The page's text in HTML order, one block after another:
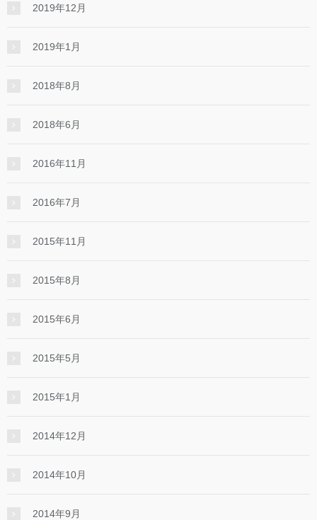
2019年12月
2019年1月
2018年8月
2018年6月
2016年11月
2016年7月
2015年11月
2015年8月
2015年6月
2015年5月
2015年1月
2014年12月
2014年10月
2014年9月